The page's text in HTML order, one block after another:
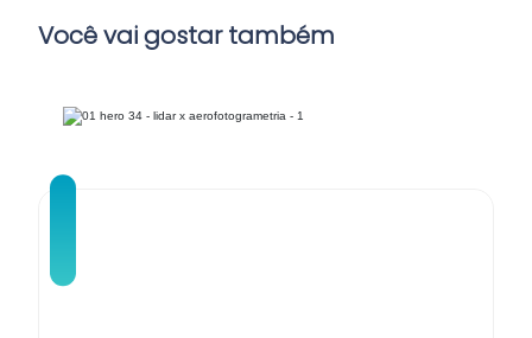
Você vai gostar também